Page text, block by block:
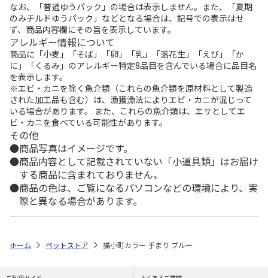
なお、「普通ゆうパック」の場合は表示しません。また、「夏期
のみチルドゆうパック」などとなる場合は、記号での表示はせ
ず、商品内容欄にその旨を表示しています。
アレルギー情報について
商品に「小麦」「そば」「卵」「乳」「落花生」「えび」「か
に」「くるみ」のアレルギー特定8品目を含んでいる場合に品目名
を表示します。
※エビ・カニを除く魚介類（これらの魚介類を原材料として製造
された加工品も含む）は、漁獲漁法によりエビ・カニが混じって
いる場合があります。 また、これらの魚介類は、エサとしてエ
ビ・カニを食べている可能性があります。
その他
商品写真はイメージです。
商品内容として記載されていない「小道具類」はお届け
する商品に含まれておりません。
商品の色は、ご覧になるパソコンなどの環境により、実
際と異なる場合があります。
ホーム ペットストア 猫小町カラー 手まり ブルー